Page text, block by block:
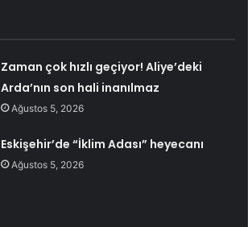
Zaman çok hızlı geçiyor! Aliye’deki
Arda’nın son hali inanılmaz
Ağustos 5, 2026
Eskişehir’de “İklim Adası” heyecanı
Ağustos 5, 2026